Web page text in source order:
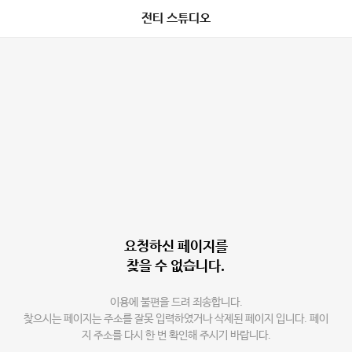
전티 스튜디오
요청하신 페이지를
찾을 수 없습니다.
이용에 불편을 드려 죄송합니다.
찾으시는 페이지는 주소를 잘못 입력하였거나 삭제된 페이지 입니다. 페이
지 주소를 다시 한 번 확인해 주시기 바랍니다.